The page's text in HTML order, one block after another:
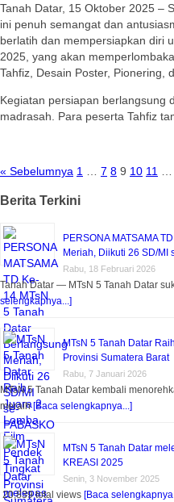
Tanah Datar, 15 Oktober 2025 –
ini penuh semangat dan
berlatih dan mempersiapkan diri
2025, yang akan
Tahfiz, Desain Poster, Pionering,
Kegiatan persiapan berlangsung
madrasah. Para peserta Tahfiz
« Sebelumnya 1 7 8 9 10 11
Berita Terkini
PERSONA MATSAMA
Meriah, Diikuti 26 SD/MI
Rabu, 18 Februari 2026
Tanah Datar — MTsN 5 Tanah Datar
selengkapnya...]
MTsN 5 Tanah Datar
Provinsi Sumatera Barat
Rabu, 7 Januari 2026
MTsN 5 Tanah Datar kembali
meraih[Baca selengkapnya...]
MTsN 5 Tanah Datar
KREASI 2025
Senin, 3 November 2025
20,839 total views [Baca